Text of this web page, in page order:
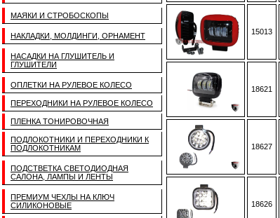
МАЯКИ И СТРОБОСКОПЫ
НАКЛАДКИ, МОЛДИНГИ, ОРНАМЕНТ
НАСАДКИ НА ГЛУШИТЕЛЬ И
ГЛУШИТЕЛИ
ОПЛЕТКИ НА РУЛЕВОЕ КОЛЕСО
ПЕРЕХОДНИКИ НА РУЛЕВОЕ КОЛЕСО
ПЛЕНКА ТОНИРОВОЧНАЯ
ПОДЛОКОТНИКИ И ПЕРЕХОДНИКИ К
ПОДЛОКОТНИКАМ
ПОДСТВЕТКА СВЕТОДИОДНАЯ
САЛОНА, ЛАМПЫ И ЛЕНТЫ
ПРЕМИУМ ЧЕХЛЫ НА КЛЮЧ
СИЛИКОНОВЫЕ
15013
18621
18627
18626